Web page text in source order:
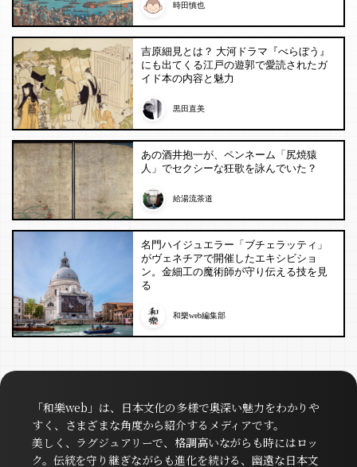
時田慎也
吉原細見とは？ 大河ドラマ『べらぼう』
にも出てくる江戸の遊郭で愛読されたガ
イド本の内容と魅力
黒田直美
あの酒井抱一が、ペンネーム「尻焼猿
人」でセクシーな狂歌を詠んでいた？
給湯流茶道
名門ハイジュエラー「ブチェラッティ」
がヴェネチアで開催したエキシビショ
ン。金細工の魔術師が守り伝える技を見
る
和樂web編集部
「和樂web」は、日本文化の多様で奥深い魅力をわかりや
すく、さまざまな角度から紹介するメディアです。
美しく、ラグジュアリーで、格調高いながらも時にはロッ
ク。伝統を守り継ぎながらも進化を続ける、幽遠な日本文